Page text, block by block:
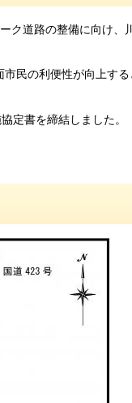
ク道路の整備に向け、
民の利便性が向上す
定書を締結しました。